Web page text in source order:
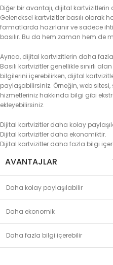
Diğer bir avantajı, dijital
Geleneksel kartvizitler basılı olarak
formatlarda hazırlanır ve sadece
basılır. Bu da hem zaman hem de
Ayrıca, dijital kartvizitlerin daha
Basılı kartvizitler genellikle sınırlı
bilgilerini içerebilirken, dijital
paylaşabilirsiniz. Örneğin, web
hizmetleriniz hakkında bilgi gibi
ekleyebilirsiniz.
Dijital kartvizitler daha kolay
Dijital kartvizitler daha ekonomiktir.
Dijital kartvizitler daha fazla bilgi
AVANTAJLAR
Daha kolay paylaşılabilir
Daha ekonomik
Daha fazla bilgi içerebilir